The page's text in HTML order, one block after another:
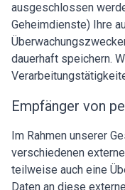
ausgeschlossen
Geheimdienste) Ihre
dauerhaft speichern.
Empfänger von
Im Rahmen unserer
verschiedenen
teilweise auch eine
Daten an diese